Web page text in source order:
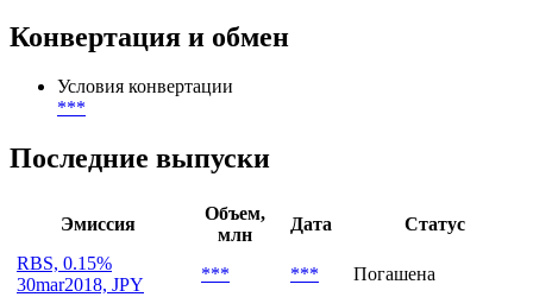
Конвертация и обмен
Условия конвертации
***
Последние выпуски
Эмиссия
Объем,
млн
Дата
Статус
RBS, 0.15%
30mar2018, JPY
*** ***
Погашена